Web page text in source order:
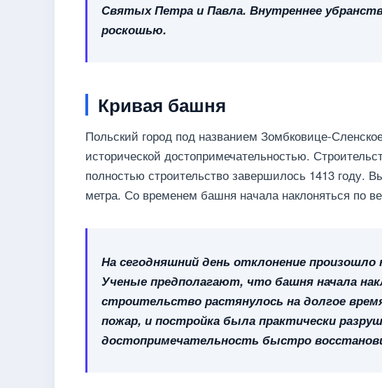
Святых Петра и Павла. Внутреннее
роскошью.
Кривая башня
Польский город под названием Зомбковице-
исторической достопримечательностью.
полностью строительство завершилось 1413 году.
метра. Со временем башня начала наклоняться по
На сегодняшний день отклонение
Ученые предполагают, что башня начала
строительство растянулось на долгое
пожар, и постройка была практически
достопримечательность быстро